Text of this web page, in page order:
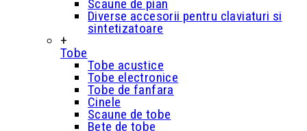
Scaune de pian
Diverse accesorii pentru claviaturi si
sintetizatoare
+
Tobe
Tobe acustice
Tobe electronice
Tobe de fanfara
Cinele
Scaune de tobe
Bete de tobe